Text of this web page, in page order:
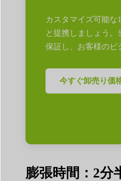
カスタマイズ可能な
と提携しましょう
保証し、お客様のビ
今すぐ卸売り価
膨張時間：2分